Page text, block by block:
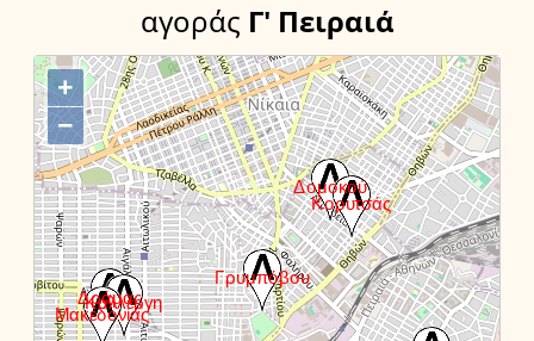
αγοράς Γ' Πειραιά
+
−